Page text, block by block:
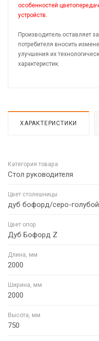
особенностей
устройств.
Производитель оставляет
потребителя вносить
улучшения их
характеристик.
ХАРАКТЕРИСТИКИ
Категория товара
Стол руководителя
Цвет столешницы
дуб бофорд/серо-голубой
Цвет опор
Дуб Бофорд Z
Длина, мм
2000
Ширина, мм
2000
Высота, мм
750